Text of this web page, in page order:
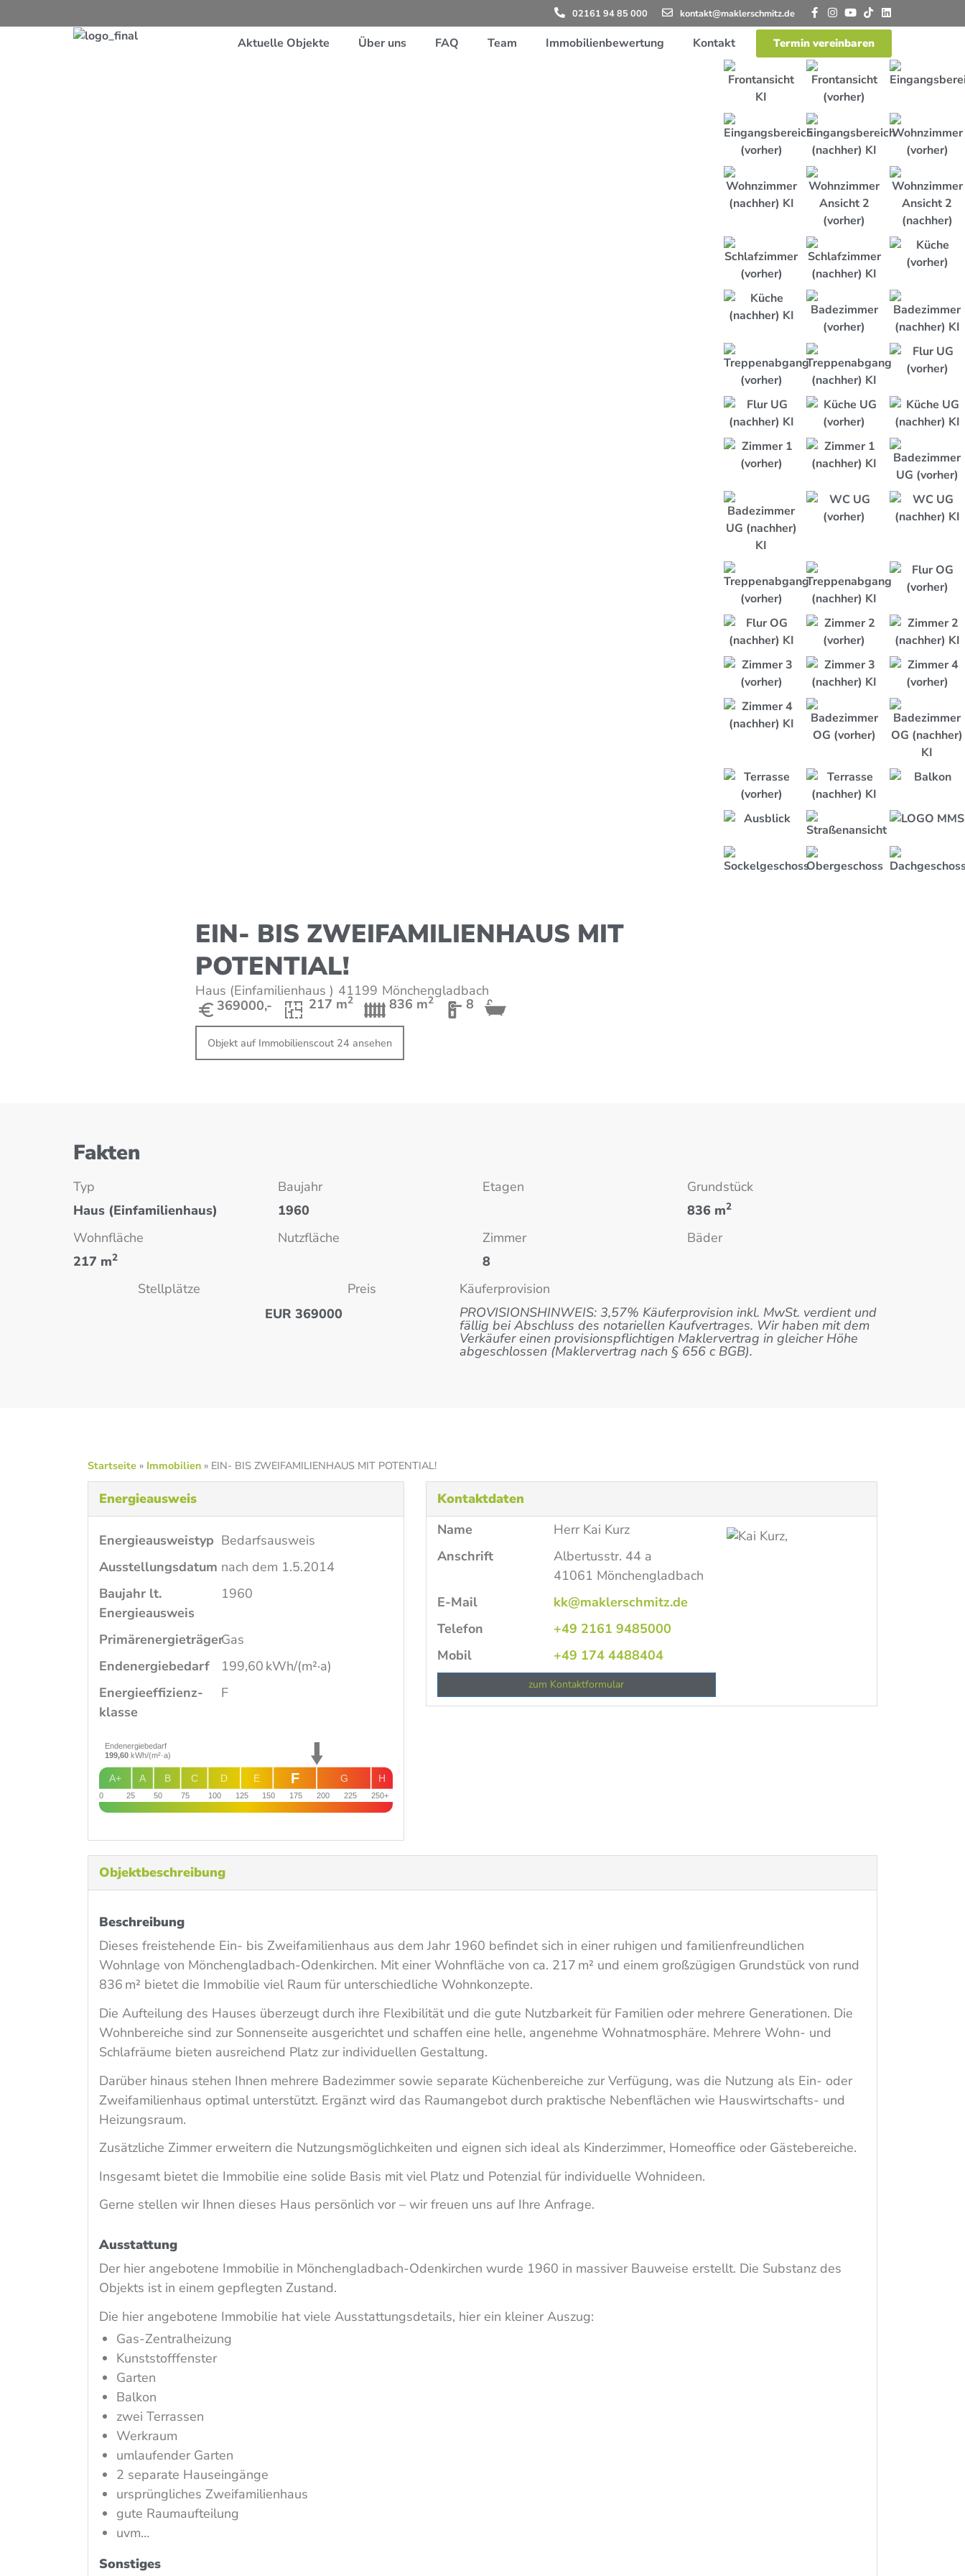
02161 94 85 000 kontakt@maklerschmitz.de
Aktuelle Objekte Über uns FAQ Team Immobilienbewertung Kontakt Termin vereinbaren
EIN- BIS ZWEIFAMILIENHAUS MIT
POTENTIAL!
Haus (Einfamilienhaus ) 41199 Mönchengladbach
369000,-
217 m2 836 m2 8
Objekt auf Immobilienscout 24 ansehen
Fakten
Typ
Haus (Einfamilienhaus)
Baujahr
1960
Etagen
Grundstück
836 m2
Wohnfläche
217 m2
Nutzfläche
Zimmer
8
Bäder
Stellplätze
Preis
EUR 369000
Käuferprovision
PROVISIONSHINWEIS: 3,57% Käuferprovision inkl. MwSt. verdient und
fällig bei Abschluss des notariellen Kaufvertrages. Wir haben mit dem
Verkäufer einen provisionspflichtigen Maklervertrag in gleicher Höhe
abgeschlossen (Maklervertrag nach § 656 c BGB).
Startseite » Immobilien » EIN- BIS ZWEIFAMILIENHAUS MIT POTENTIAL!
Kontaktdaten
Name
Herr Kai Kurz
Anschrift
Albertusstr. 44 a
41061 Mönchengladbach
E-Mail
kk@maklerschmitz.de
Telefon
+49 2161 9485000
Mobil
+49 174 4488404
zum Kontaktformular
Energieausweis
Energieausweistyp Bedarfs­ausweis
Ausstellungsdatum nach dem 1.5.2014
Baujahr lt.
Energieausweis
1960
PrimärenergieträgerGas
Endenergie­bedarf
199,60 kWh/(m²·a)
Energie­effizienz­
klasse
F
0 25 50 75 100 125 150 175 200 225 250+
H
G
E
D
C
B
A
A+ F
Endenergiebedarf
199,60kWh/(m²·a)
Objekt­beschreibung
Beschreibung
Dieses freistehende Ein- bis Zweifamilienhaus aus dem Jahr 1960 befindet sich in einer ruhigen und familienfreundlichen
Wohnlage von Mönchengladbach-Odenkirchen. Mit einer Wohnfläche von ca. 217 m² und einem großzügigen Grundstück von rund
836 m² bietet die Immobilie viel Raum für unterschiedliche Wohnkonzepte.
Die Aufteilung des Hauses überzeugt durch ihre Flexibilität und die gute Nutzbarkeit für Familien oder mehrere Generationen. Die
Wohnbereiche sind zur Sonnenseite ausgerichtet und schaffen eine helle, angenehme Wohnatmosphäre. Mehrere Wohn- und
Schlafräume bieten ausreichend Platz zur individuellen Gestaltung.
Darüber hinaus stehen Ihnen mehrere Badezimmer sowie separate Küchenbereiche zur Verfügung, was die Nutzung als Ein- oder
Zweifamilienhaus optimal unterstützt. Ergänzt wird das Raumangebot durch praktische Nebenflächen wie Hauswirtschafts- und
Heizungsraum.
Zusätzliche Zimmer erweitern die Nutzungsmöglichkeiten und eignen sich ideal als Kinderzimmer, Homeoffice oder Gästebereiche.
Insgesamt bietet die Immobilie eine solide Basis mit viel Platz und Potenzial für individuelle Wohnideen.
Gerne stellen wir Ihnen dieses Haus persönlich vor – wir freuen uns auf Ihre Anfrage.
Ausstattung
Der hier angebotene Immobilie in Mönchengladbach-Odenkirchen wurde 1960 in massiver Bauweise erstellt. Die Substanz des
Objekts ist in einem gepflegten Zustand.
Die hier angebotene Immobilie hat viele Ausstattungsdetails, hier ein kleiner Auszug:
Gas-Zentralheizung
Kunststofffenster
Garten
Balkon
zwei Terrassen
Werkraum
umlaufender Garten
2 separate Hauseingänge
ursprüngliches Zweifamilienhaus
gute Raumaufteilung
uvm…
Sonstiges